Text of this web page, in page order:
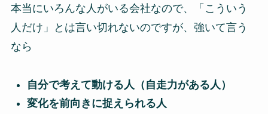
本当にいろんな人がいる会社なので、「こういう
人だけ」とは言い切れないのですが、強いて言う
なら
自分で考えて動ける人（自走力がある人）
変化を前向きに捉えられる人